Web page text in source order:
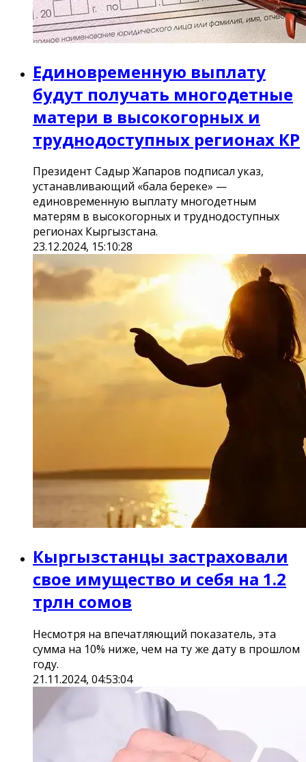
Единовременную выплату
будут получать многодетные
матери в высокогорных и
труднодоступных регионах КР
Президент Садыр Жапаров подписал указ,
устанавливающий «бала береке» —
единовременную выплату многодетным
матерям в высокогорных и труднодоступных
регионах Кыргызстана.
23.12.2024, 15:10:28
Кыргызстанцы застраховали
свое имущество и себя на 1.2
трлн сомов
Несмотря на впечатляющий показатель, эта
сумма на 10% ниже, чем на ту же дату в прошлом
году.
21.11.2024, 04:53:04